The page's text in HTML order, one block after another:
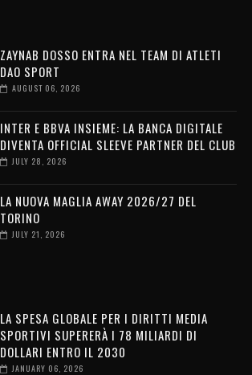
ZAYNAB DOSSO ENTRA NEL TEAM DI ATLETI
DAO SPORT
AUGUST 06, 2026
INTER E BBVA INSIEME: LA BANCA DIGITALE
DIVENTA OFFICIAL SLEEVE PARTNER DEL CLUB
JULY 28, 2026
LA NUOVA MAGLIA AWAY 2026/27 DEL
TORINO
JULY 21, 2026
LA SPESA GLOBALE PER I DIRITTI MEDIA
SPORTIVI SUPERERÀ I 78 MILIARDI DI
DOLLARI ENTRO IL 2030
JANUARY 06, 2026